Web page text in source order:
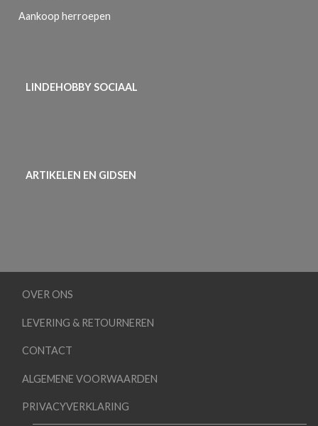
Aankoop herroepen
LINDEHOBBY SOCIAAL
ARTIKELEN EN GIDSEN
OVER ONS
LEVERING & RETOURNEREN
CONTACT
ALGEMENE VOORWAARDEN
PRIVACYVERKLARING